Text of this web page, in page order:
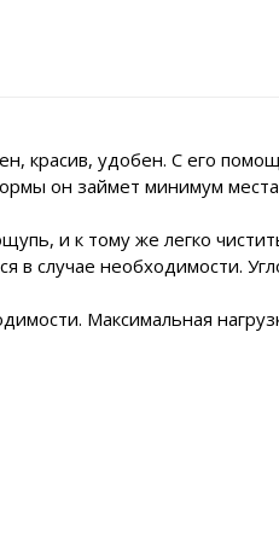
красив, удобен. С его
он займет минимум
и к тому же легко
в случае необходимости.
Максимальная